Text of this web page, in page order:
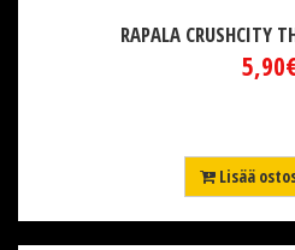
RAPALA CRUSHCITY
Lisää